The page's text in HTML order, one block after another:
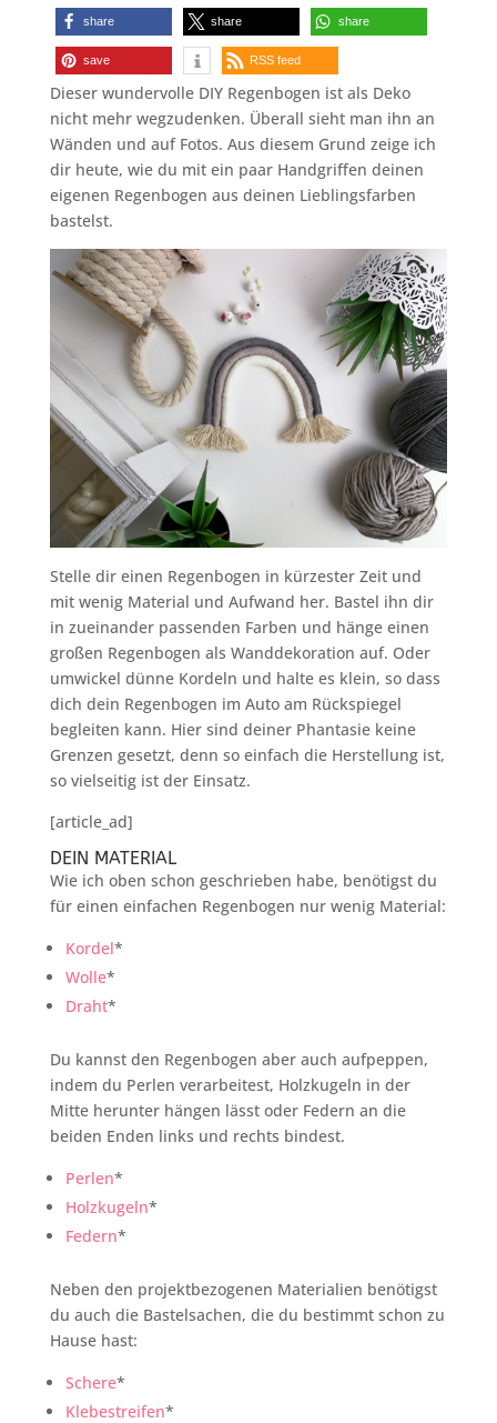
share share share
save RSS feed
Dieser wundervolle DIY Regenbogen ist als Deko
nicht mehr wegzudenken. Überall sieht man ihn an
Wänden und auf Fotos. Aus diesem Grund zeige ich
dir heute, wie du mit ein paar Handgriffen deinen
eigenen Regenbogen aus deinen Lieblingsfarben
bastelst.
Stelle dir einen Regenbogen in kürzester Zeit und
mit wenig Material und Aufwand her. Bastel ihn dir
in zueinander passenden Farben und hänge einen
großen Regenbogen als Wanddekoration auf. Oder
umwickel dünne Kordeln und halte es klein, so dass
dich dein Regenbogen im Auto am Rückspiegel
begleiten kann. Hier sind deiner Phantasie keine
Grenzen gesetzt, denn so einfach die Herstellung ist,
so vielseitig ist der Einsatz.
[article_ad]
DEIN MATERIAL
Wie ich oben schon geschrieben habe, benötigst du
für einen einfachen Regenbogen nur wenig Material:
Kordel*
Wolle*
Draht*
Du kannst den Regenbogen aber auch aufpeppen,
indem du Perlen verarbeitest, Holzkugeln in der
Mitte herunter hängen lässt oder Federn an die
beiden Enden links und rechts bindest.
Perlen*
Holzkugeln*
Federn*
Neben den projektbezogenen Materialien benötigst
du auch die Bastelsachen, die du bestimmt schon zu
Hause hast:
Schere*
Klebestreifen*